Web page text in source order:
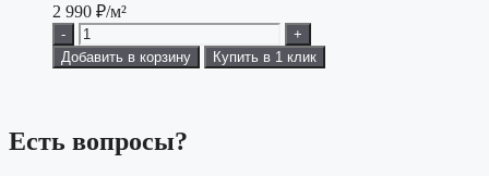
2 990 ₽/м²
-
+
Добавить в корзину
Купить в 1 клик
Есть вопросы?